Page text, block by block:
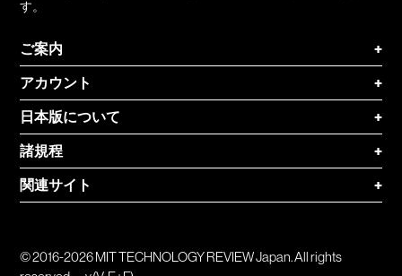
す。
ご案内
+
アカウント
+
日本版について
+
諸規程
+
関連サイト
+
© 2016-2026 MIT TECHNOLOGY REVIEW Japan. All rights